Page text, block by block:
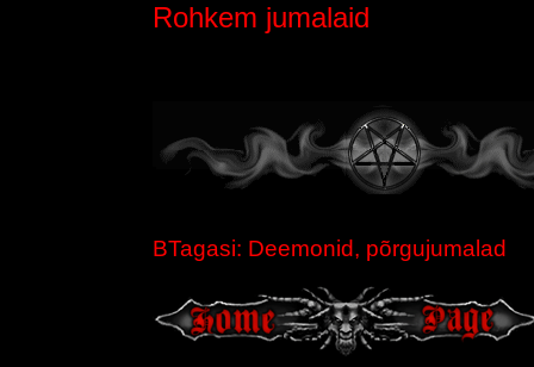
Rohkem jumalaid
BTagasi: Deemonid, põrgujumalad